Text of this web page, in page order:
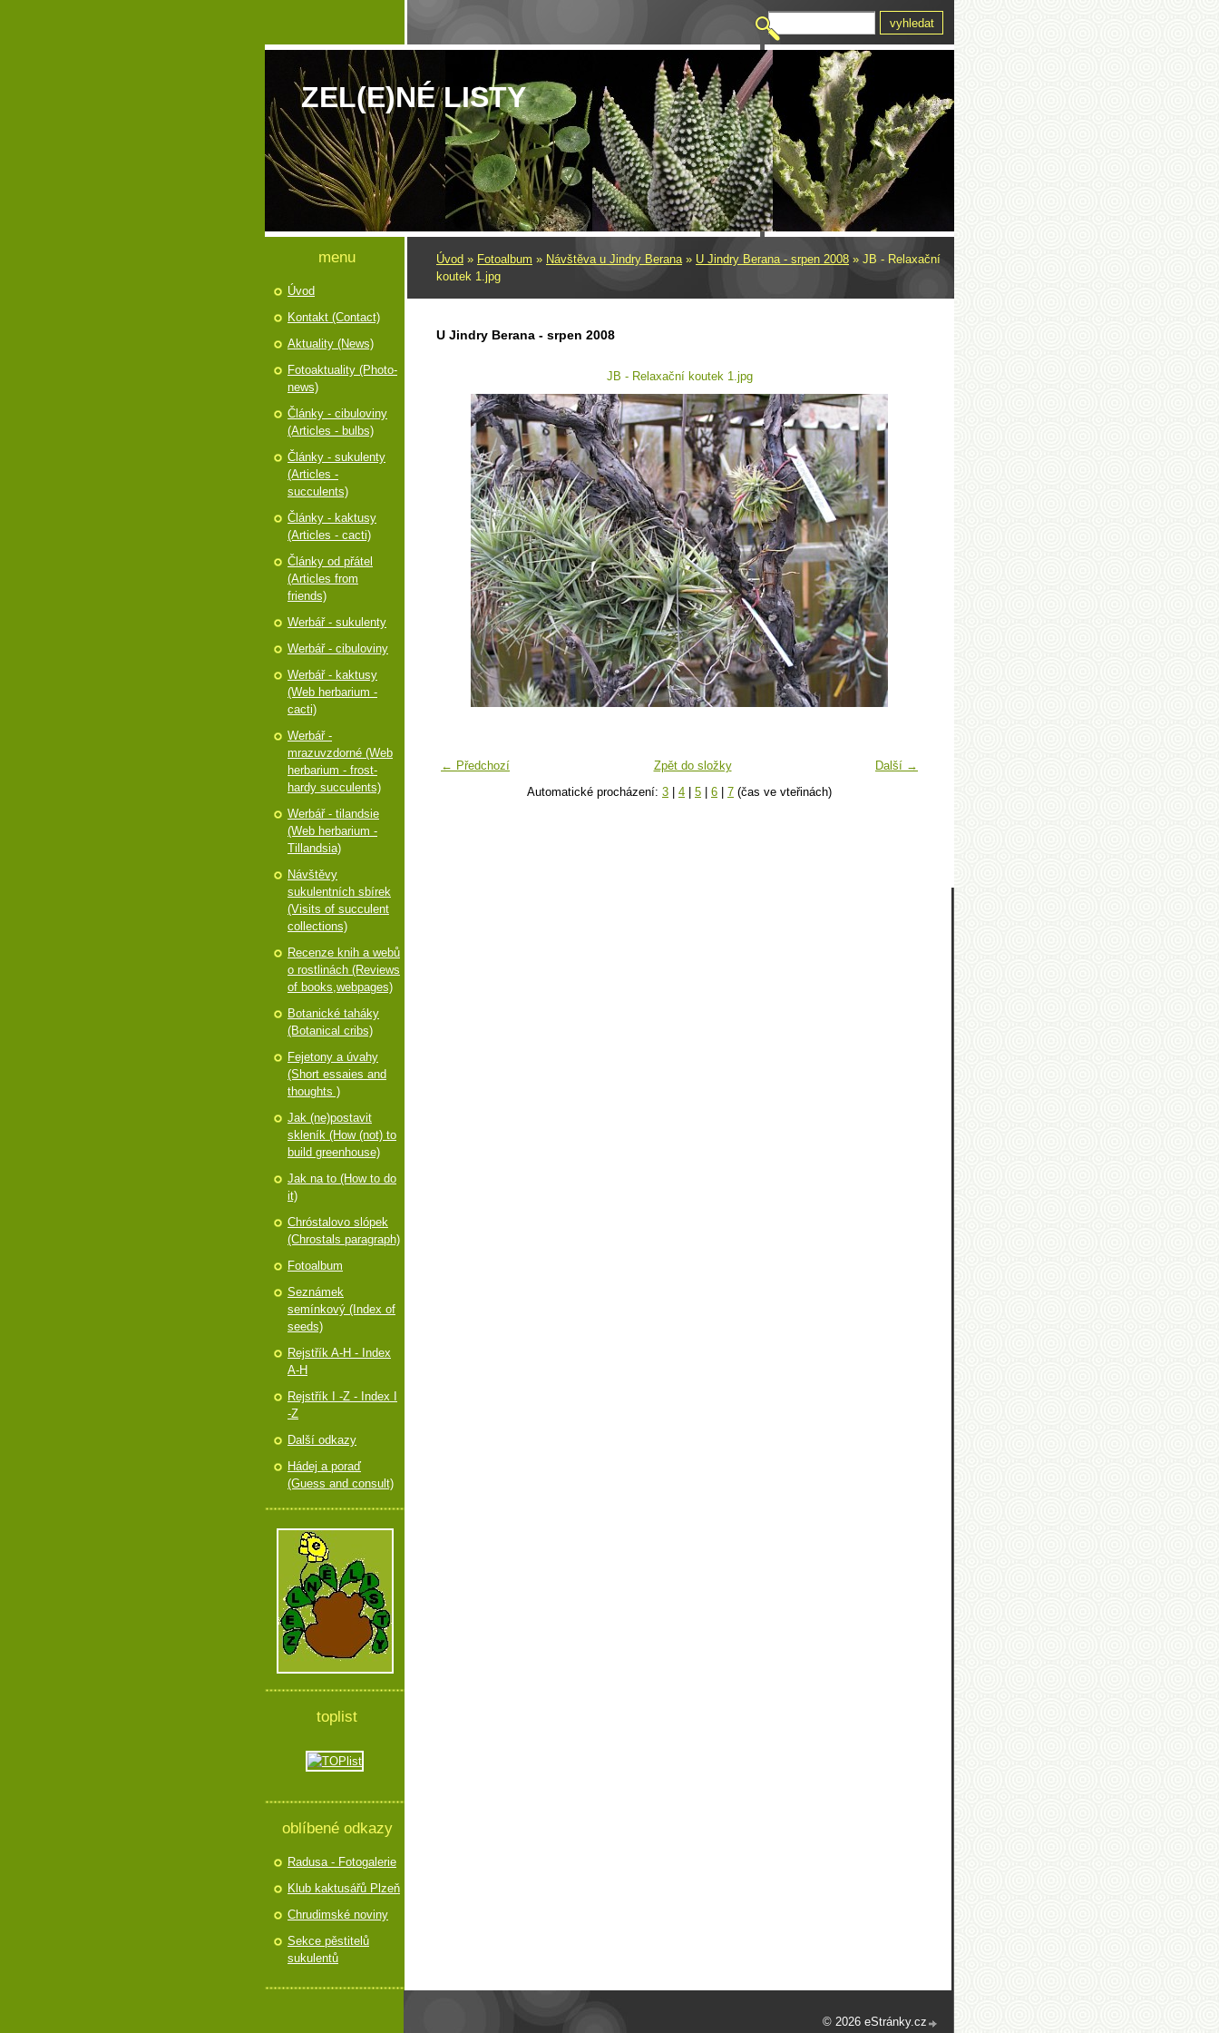
ZEL(E)NÉ LISTY
Úvod » Fotoalbum » Návštěva u Jindry Berana» U Jindry Berana - srpen 2008 » JB - Relaxační
koutek 1.jpg
U Jindry Berana - srpen 2008
JB - Relaxační koutek 1.jpg
← Předchozí Další →
Zpět do složky
Automatické procházení: 3 4 5 6 7 (čas ve vteřinách)
menu
Úvod
Kontakt (Contact)
Aktuality (News)
Fotoaktuality (Photo-
news)
Články - cibuloviny
(Articles - bulbs)
Články - sukulenty
(Articles -
succulents)
Články - kaktusy
(Articles - cacti)
Články od přátel
(Articles from
friends)
Werbář - sukulenty
Werbář - cibuloviny
Werbář - kaktusy
(Web herbarium -
cacti)
Werbář -
mrazuvzdorné (Web
herbarium - frost-
hardy succulents)
Werbář - tilandsie
(Web herbarium -
Tillandsia)
Návštěvy
sukulentních sbírek
(Visits of succulent
collections)
Recenze knih a webů
o rostlinách (Reviews
of books,webpages)
Botanické taháky
(Botanical cribs)
Fejetony a úvahy
(Short essaies and
thoughts )
Jak (ne)postavit
skleník (How (not) to
build greenhouse)
Jak na to (How to do
it)
Chróstalovo slópek
(Chrostals paragraph)
Fotoalbum
Seznámek
semínkový (Index of
seeds)
Rejstřík A-H - Index
A-H
Rejstřík I -Z - Index I
-Z
Další odkazy
Hádej a poraď
(Guess and consult)
toplist
oblíbené odkazy
Radusa - Fotogalerie
Klub kaktusářů Plzeň
Chrudimské noviny
Sekce pěstitelů
sukulentů
© 2026 eStránky.cz